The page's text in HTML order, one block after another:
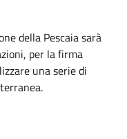
della Pescaia sarà
per la firma
una serie di